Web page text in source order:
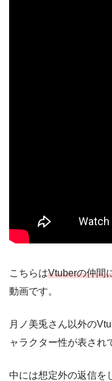
こちらはVtuberの仲間
動画です。
月ノ美兎さん以外の
ャラクター性が表され
中には想定外の返信を